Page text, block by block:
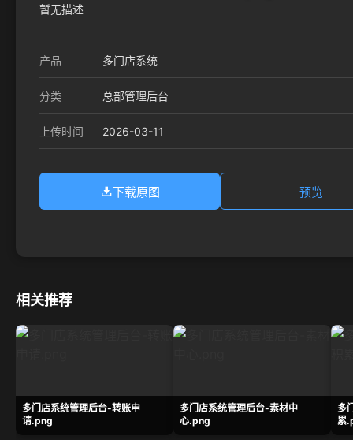
暂无描述
产品 多门店系统
分类 总部管理后台
上传时间 2026-03-11
下载原图 预览
相关推荐
多门店系统管理后台-转账申
请.png
多门店系统管理后台-素材中
心.png
多
累